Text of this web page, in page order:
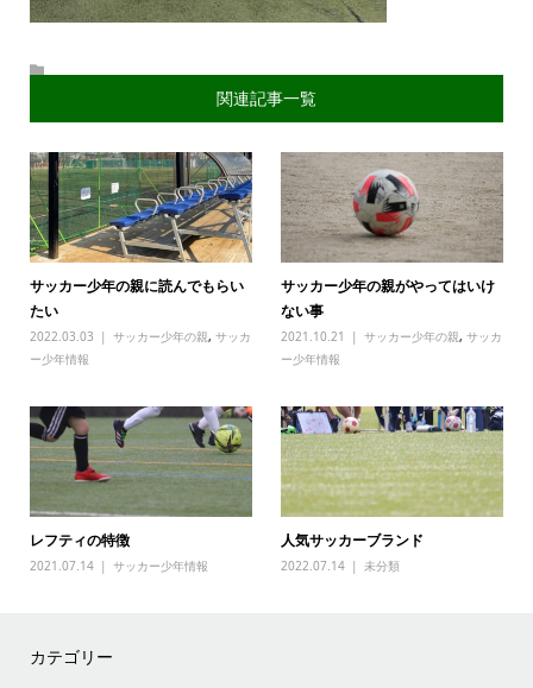
関連記事一覧
サッカー少年の親に読んでもらい
たい
2022.03.03 サッカー少年の親, サッカ
ー少年情報
サッカー少年の親がやってはいけ
ない事
2021.10.21 サッカー少年の親,サッカ
ー少年情報
レフティの特徴
2021.07.14 サッカー少年情報
人気サッカーブランド
2022.07.14 未分類
カテゴリー